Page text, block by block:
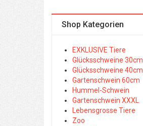
Shop Kategorien
EXKLUSIVE Tiere
Glücksschweine 30cm
Glücksschweine 40cm
Gartenschwein 60cm
Hummel-Schwein
Gartenschwein XXXL
Lebensgrosse Tiere
Zoo